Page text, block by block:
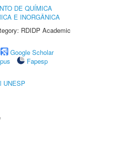
DE QUÍMICA
E INORGÂNICA
RDIDP Academic
Google Scholar
Fapesp
UNESP